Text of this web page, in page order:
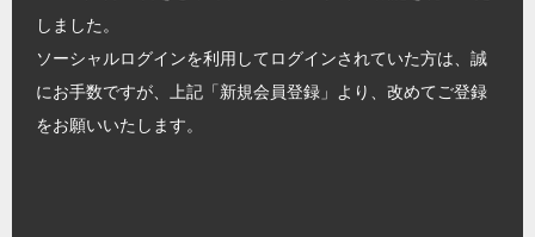
しました。
ソーシャルログインを利用してログインされていた方は、誠
にお手数ですが、上記「新規会員登録」より、改めてご登録
をお願いいたします。